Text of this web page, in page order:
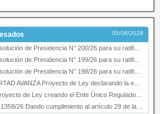
05/08/2026
de Presidencia N° 200/26 para su ratificación.
de Presidencia N° 199/26 para su ratificación.
de Presidencia N° 198/26 para su ratificación.
Proyecto de Ley declarando la esencialidad del servicio educativ…
Ley creando el Ente Único Regulador de servicios públicos de la …
Dando cumplimiento al artículo 29 de la Ley provincial N° 1399…